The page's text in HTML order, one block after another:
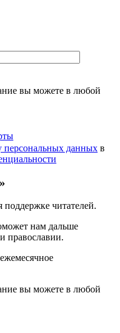
вы можете в любой
персональных данных в
читателей.
нам дальше
православии.
вы можете в любой